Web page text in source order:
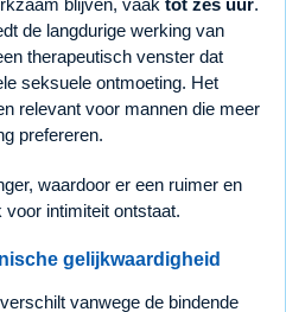
blijven, vaak tot zes uur.
de langdurige werking van
therapeutisch venster dat
seksuele ontmoeting. Het
relevant voor mannen die meer
prefereren.
waardoor er een ruimer en
intimiteit ontstaat.
gelijkwaardigheid
vanwege de bindende